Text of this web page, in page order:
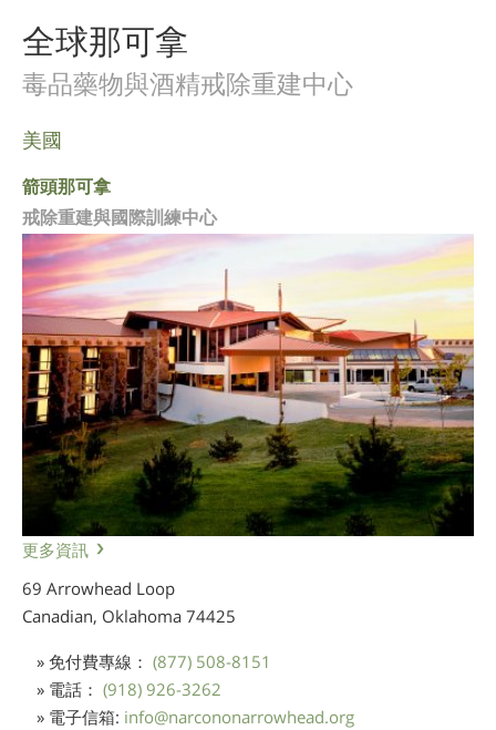
所有區域／語言
全球那可拿
毒品藥物與酒精戒除重建中心
美國
箭頭那可拿
戒除重建與國際訓練中心
更多資訊
69 Arrowhead Loop
Canadian, Oklahoma 74425
» 免付費專線： (877) 508-8151
» 電話： (918) 926-3262
» 電子信箱: info@narcononarrowhead.org